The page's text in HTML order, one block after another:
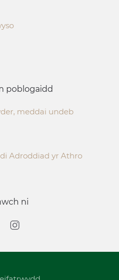
poblogaidd
meddai undeb
Adroddiad yr Athro
ni